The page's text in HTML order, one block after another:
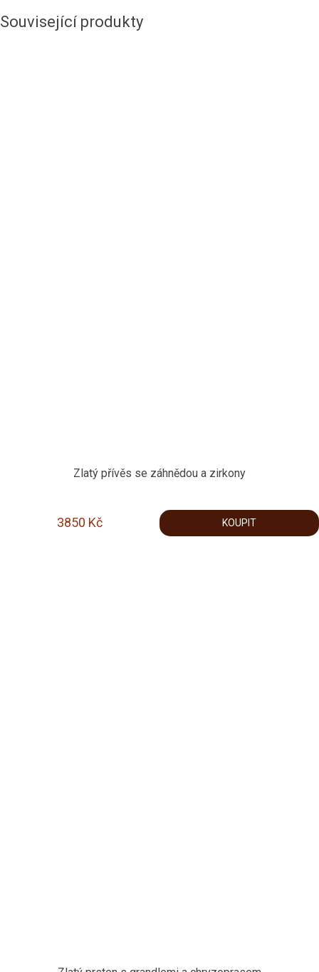
Související produkty
Zlatý přívěs se záhnědou a zirkony
3850 Kč KOUPIT